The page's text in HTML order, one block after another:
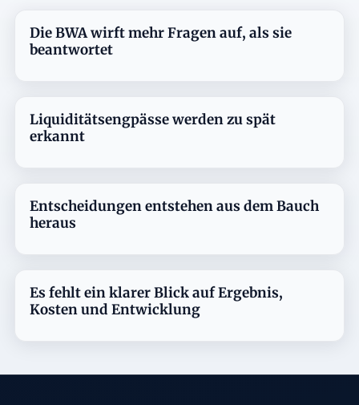
Die BWA wirft mehr Fragen auf, als sie
beantwortet
Liquiditätsengpässe werden zu spät
erkannt
Entscheidungen entstehen aus dem Bauch
heraus
Es fehlt ein klarer Blick auf Ergebnis,
Kosten und Entwicklung